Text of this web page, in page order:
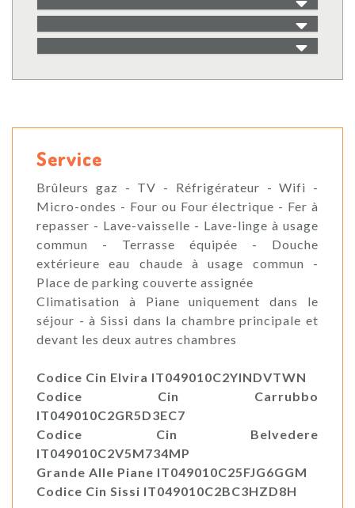
Service
Brûleurs gaz - TV - Réfrigérateur - Wifi -
Micro-ondes - Four ou Four électrique - Fer à
repasser - Lave-vaisselle - Lave-linge à usage
commun - Terrasse équipée - Douche
extérieure eau chaude à usage commun -
Place de parking couverte assignée
Climatisation à Piane uniquement dans le
séjour - à Sissi dans la chambre principale et
devant les deux autres chambres
Codice Cin Elvira IT049010C2YINDVTWN
Codice Cin Carrubbo
IT049010C2GR5D3EC7
Codice Cin Belvedere
IT049010C2V5M734MP
Grande Alle Piane IT049010C25FJG6GGM
Codice Cin Sissi IT049010C2BC3HZD8H